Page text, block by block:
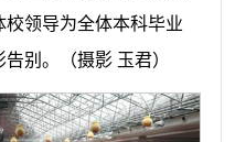
领导为全体本科毕业
别。（摄影 玉君）